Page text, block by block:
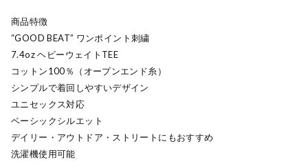
商品特徴
“GOOD BEAT” ワンポイント刺繍
7.4oz ヘビーウェイトTEE
コットン100％（オープンエンド糸）
シンプルで着回しやすいデザイン
ユニセックス対応
ベーシックシルエット
デイリー・アウトドア・ストリートにもおすすめ
洗濯機使用可能